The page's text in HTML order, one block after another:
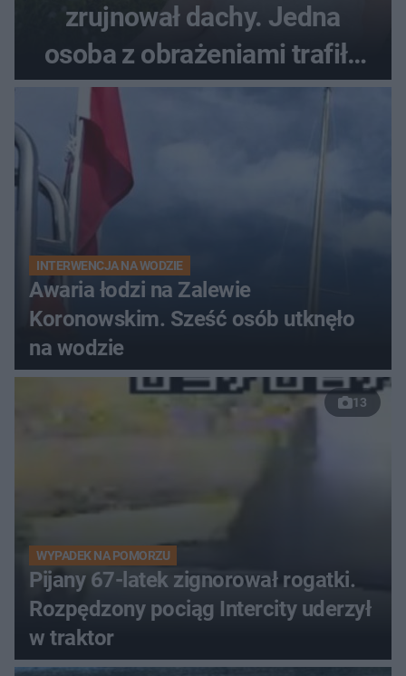
zrujnował dachy. Jedna
osoba z obrażeniami trafiła
do szpitala
INTERWENCJA NA WODZIE
Awaria łodzi na Zalewie
Koronowskim. Sześć osób utknęło
na wodzie
13
WYPADEK NA POMORZU
Pijany 67-latek zignorował rogatki.
Rozpędzony pociąg Intercity uderzył
w traktor